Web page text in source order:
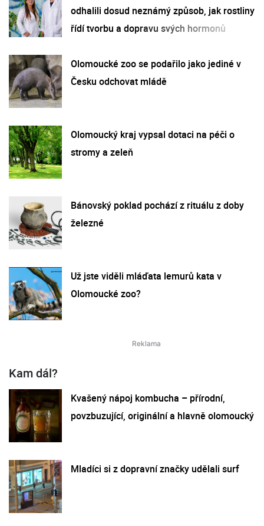
odhalili dosud neznámý způsob, jak rostliny
řídí tvorbu a dopravu svých hormonů
Olomoucké zoo se podařilo jako jediné v
Česku odchovat mládě
Olomoucký kraj vypsal dotaci na péči o
stromy a zeleň
Bánovský poklad pochází z rituálu z doby
železné
Už jste viděli mláďata lemurů kata v
Olomoucké zoo?
Kam dál?
Kvašený nápoj kombucha – přírodní,
povzbuzující, originální a hlavně olomoucký
Mladíci si z dopravní značky udělali surf